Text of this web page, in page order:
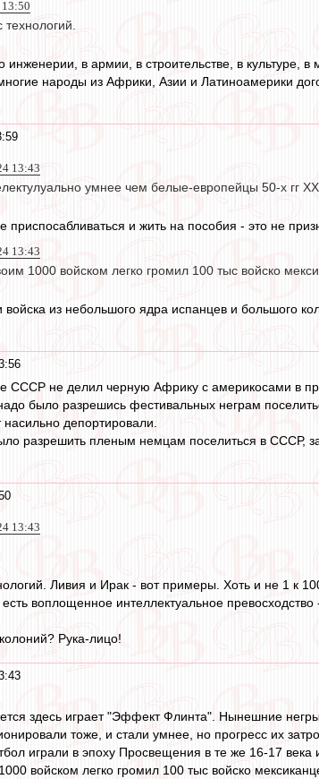
инженерии, в армии, в строительстве, в культуре,
народы из Африки, Азии и Латиноамерики
13:43
умнее чем белые-европейцы 50-х гг ХХ
приспосабливаться и жить на пособия - это не
13:43
1000 войском легко громил 100 тыс войско
из небольшого ядра испанцев и большого
СССР не делил черную Африку с америкосами в
было разрешись фестивальных неграм
депортировали.
разрешить пленым немцам поселиться в СССР,
13:43
Ливия и Ирак - вот примеры. Хоть и не 1 к
воплощенное интеллектуальное превосходство
Рука-лицо!
здесь играет "Эффект Флинта". Нынешние
тоже, и стали умнее, но прогресс их
играли в эпоху Просвещения в те же 16-17
войском легко громил 100 тыс войско